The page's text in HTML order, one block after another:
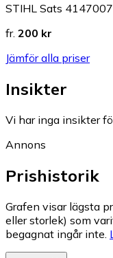
STIHL Sats
fr. 200 kr
Jämför alla priser
Insikter
Vi har inga insikter
Annons
Prishistorik
Grafen visar lägsta
eller storlek) som
begagnat ingår inte.